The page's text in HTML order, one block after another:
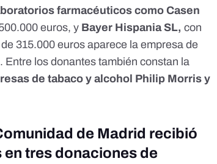
farmacéuticos como Casen
euros, y Bayer Hispania SL, con
315.000 euros aparece la empresa de
los donantes también constan la
de tabaco y alcohol Philip Morris y
de Madrid recibió
en tres donaciones de